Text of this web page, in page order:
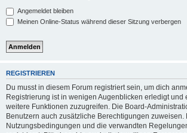
Angemeldet bleiben
Meinen Online-Status während dieser Sitzung verbergen
REGISTRIEREN
Du musst in diesem Forum registriert sein, um dich
Registrierung ist in wenigen Augenblicken erledigt und
weitere Funktionen zuzugreifen. Die Board-
Benutzern auch zusätzliche Berechtigungen zuweisen.
Nutzungsbedingungen und die verwandten